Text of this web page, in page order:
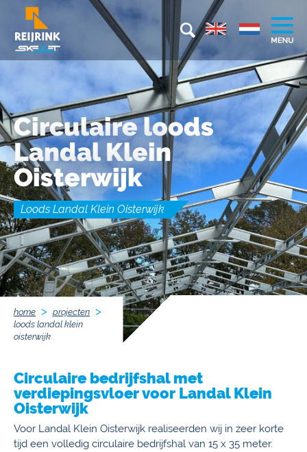
Circulaire loods
Landal Klein
Oisterwijk
Loods Landal Klein Oisterwijk
home
projecten
loods landal klein
oisterwijk
Circulaire bedrijfshal met
verdiepingsvloer voor Landal Klein
Oisterwijk
Voor Landal Klein Oisterwijk realiseerden wij in zeer korte
tijd een volledig circulaire bedrijfshal van 15 x 35 meter.